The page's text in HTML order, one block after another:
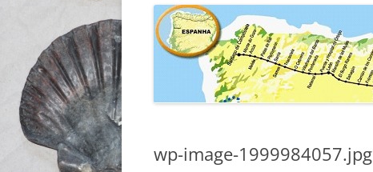
wp-image-1999984057.jpg